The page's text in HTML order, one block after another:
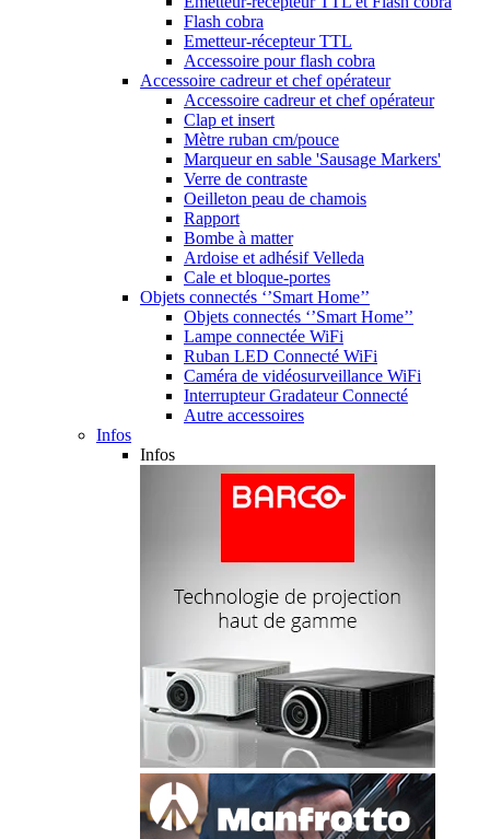
Flash cobra
Emetteur-récepteur TTL
Accessoire pour flash cobra
Accessoire cadreur et chef opérateur
Accessoire cadreur et chef opérateur
Clap et insert
Mètre ruban cm/pouce
Marqueur en sable 'Sausage Markers'
Verre de contraste
Oeilleton peau de chamois
Rapport
Bombe à matter
Ardoise et adhésif Velleda
Cale et bloque-portes
Objets connectés ‘’Smart Home’’
Objets connectés ‘’Smart Home’’
Lampe connectée WiFi
Ruban LED Connecté WiFi
Caméra de vidéosurveillance WiFi
Interrupteur Gradateur Connecté
Autre accessoires
Infos
Infos